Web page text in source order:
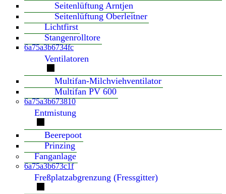
Seitenlüftung Arntjen
Seitenlüftung Oberleitner
Lichtfirst
Stangenrolltore
6a75a3b6734fc
Ventilatoren
Multifan-Milchviehventilator
Multifan PV 600
6a75a3b673810
Entmistung
Beerepoot
Prinzing
Fanganlage
6a75a3b673c1f
Freßplatzabgrenzung (Fressgitter)